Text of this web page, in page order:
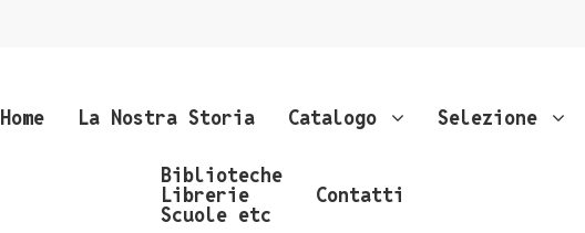
Home La Nostra Storia Catalogo Selezione
Biblioteche
Librerie
Scuole etc
Contatti